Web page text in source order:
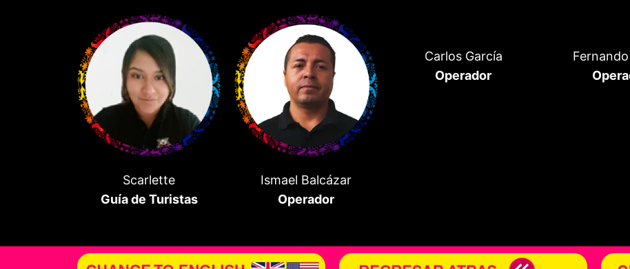
Scarlette
Guía de Turistas
Ismael Balcázar
Operador
Carlos García
Operador